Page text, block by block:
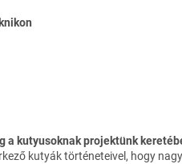
a kutyusoknak projektünk
kutyák történeteivel, hogy